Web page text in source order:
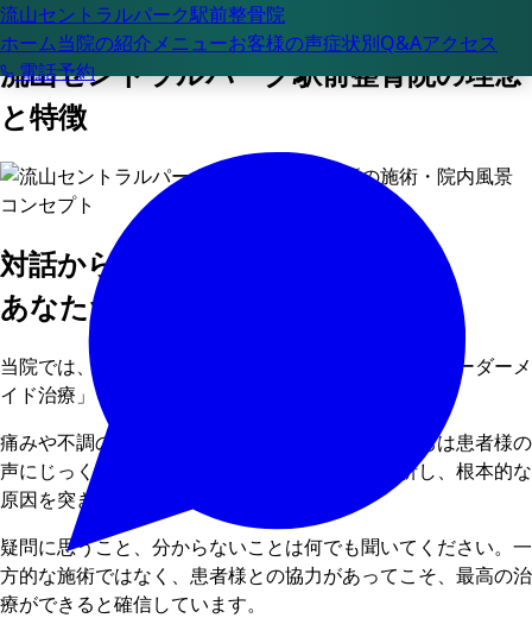
流山セントラルパーク駅前整骨院
ホーム当院の紹介メニューお客様の声症状別Q&Aアクセス
電話予約
ホーム 当院について
流山セントラルパーク駅前整骨院の理念
と特徴
コンセプト
対話から始まる、
あなただけの治療プラン
当院では、患者様一人ひとりのお悩みに合わせた「オーダーメ
イド治療」をご提案させていただきます。
痛みや不調の出方は人それぞれ異なります。私たちは患者様の
声にじっくりと耳を傾け、日常の癖や姿勢を分析し、根本的な
原因を突き止めます。
疑問に思うこと、分からないことは何でも聞いてください。一
方的な施術ではなく、患者様との協力があってこそ、最高の治
療ができると確信しています。